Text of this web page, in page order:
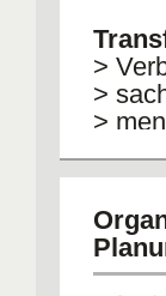
>
>
>
>